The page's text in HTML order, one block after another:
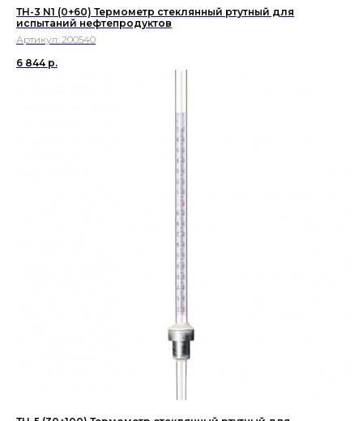
ТН-3 N1 (0+60) Термометр стеклянный ртутный для
испытаний нефтепродуктов
Артикул: 200540
6 844 р.